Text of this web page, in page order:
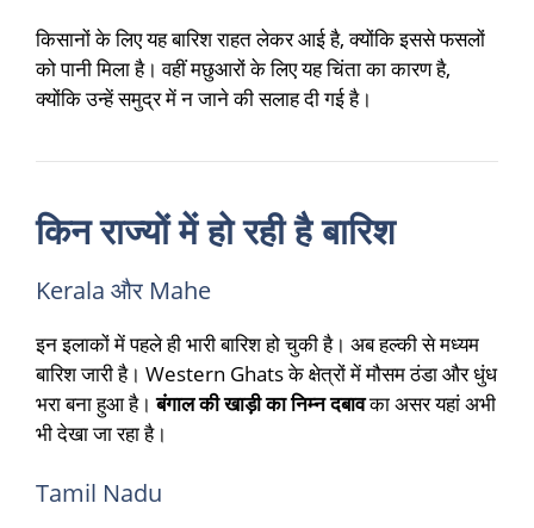
किसानों के लिए यह बारिश राहत लेकर आई है, क्योंकि इससे फसलों
को पानी मिला है। वहीं मछुआरों के लिए यह चिंता का कारण है,
क्योंकि उन्हें समुद्र में न जाने की सलाह दी गई है।
किन राज्यों में हो रही है बारिश
Kerala और Mahe
इन इलाकों में पहले ही भारी बारिश हो चुकी है। अब हल्की से मध्यम
बारिश जारी है। Western Ghats के क्षेत्रों में मौसम ठंडा और धुंध
भरा बना हुआ है।बंगाल की खाड़ी का निम्न दबावका असर यहां अभी
भी देखा जा रहा है।
Tamil Nadu